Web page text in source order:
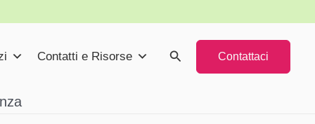
Contatti e Risorse Cerca Contattaci